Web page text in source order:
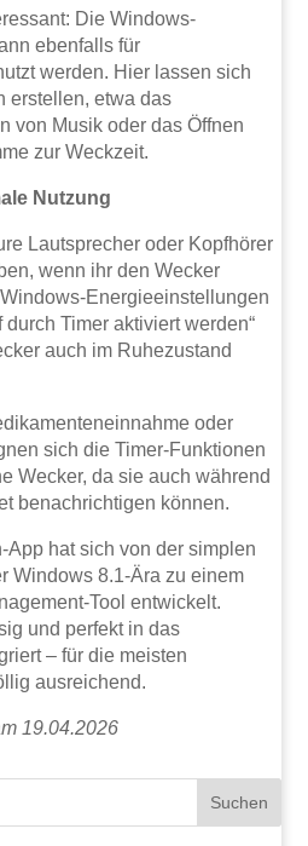
Die Windows-
ebenfalls für
werden. Hier lassen sich
erstellen, etwa das
von Musik oder das Öffnen
zur Weckzeit.
Nutzung
Lautsprecher oder Kopfhörer
wenn ihr den Wecker
Energieeinstellungen
durch Timer aktiviert werden“
auch im Ruhezustand
oder
sich die Timer-Funktionen
Wecker, da sie auch während
benachrichtigen können.
App hat sich von der simplen
Windows 8.1-Ära zu einem
Tool entwickelt.
und perfekt in das
– für die meisten
ausreichend.
19.04.2026